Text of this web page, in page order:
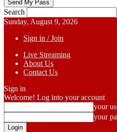
Search
Sunday, August 9, 2026
Sign in / Join
Live Streaming
About Us
Contact Us
Sign in
Welcome! Log into your account
your
your